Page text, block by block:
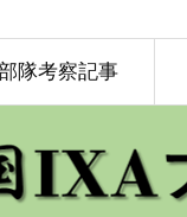
隊考察記事